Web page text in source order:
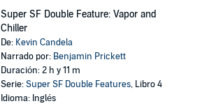
Super SF Double Feature: Vapor and
Chiller
De: Kevin Candela
Narrado por: Benjamin Prickett
Duración: 2 h y 11 m
Serie:Super SF Double Features, Libro 4
Idioma: Inglés